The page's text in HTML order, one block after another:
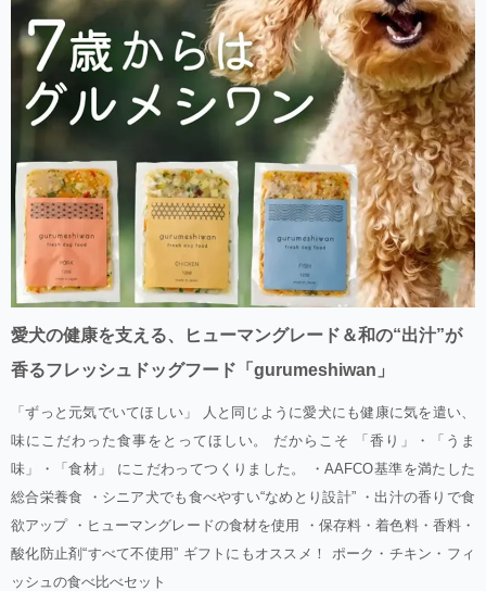
愛犬の健康を支える、ヒューマングレード＆和の“出汁”が
香るフレッシュドッグフード「gurumeshiwan」
「ずっと元気でいてほしい」 人と同じように愛犬にも健康に気を遣い、
味にこだわった食事をとってほしい。 だからこそ 「香り」・「うま
味」・「食材」 にこだわってつくりました。 ・AAFCO基準を満たした
総合栄養食 ・シニア犬でも食べやすい“なめとり設計” ・出汁の香りで食
欲アップ ・ヒューマングレードの食材を使用 ・保存料・着色料・香料・
酸化防止剤“すべて不使用” ギフトにもオススメ！ ポーク・チキン・フィ
ッシュの食べ比べセット